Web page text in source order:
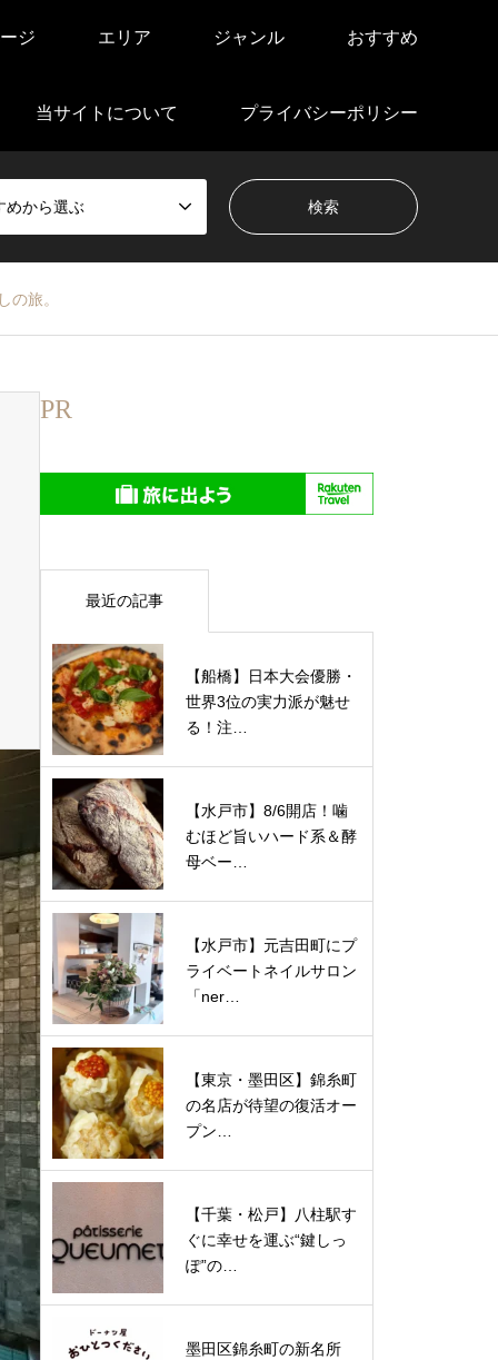
ジ エリア ジャンル おすすめ
当サイトについて プライバシーポリシー
めから選ぶ
の旅。
PR
最近の記事
【船橋】日本大会優勝・
世界3位の実力派が魅せ
る！注…
【水戸市】8/6開店！噛
むほど旨いハード系＆酵
母ベー…
【水戸市】元吉田町にプ
ライベートネイルサロン
「ner…
【東京・墨田区】錦糸町
の名店が待望の復活オー
プン…
【千葉・松戸】八柱駅す
ぐに幸せを運ぶ“鍵しっ
ぽ”の…
墨田区錦糸町の新名所